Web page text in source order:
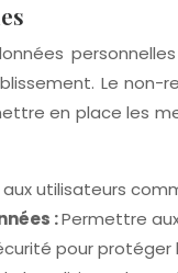
Le
en place les
aux utilisateurs
:Permettre
pour